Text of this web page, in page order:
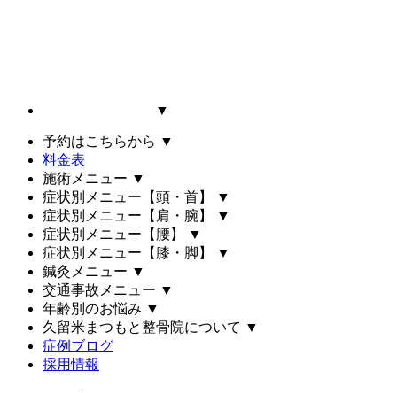
▼
予約はこちらから ▼
料金表
施術メニュー ▼
症状別メニュー【頭・首】
▼
症状別メニュー【肩・腕】
▼
症状別メニュー【腰】
▼
症状別メニュー【膝・脚】
▼
鍼灸メニュー ▼
交通事故メニュー ▼
年齢別のお悩み ▼
久留米まつもと整骨院について ▼
症例ブログ
採用情報